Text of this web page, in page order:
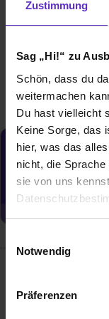
Zustimmung
Sag „Hi!“ zu
Schön, dass du
weitermachen
Du hast vielleicht
Keine Sorge, das
hier, was das
nicht, die
sie von uns
Benutzung der
Notwendig
Präferenzen
Du möchtest
zugeschickt